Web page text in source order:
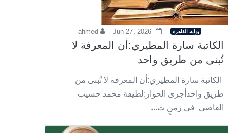
بوابة القاهرة Jun 27, 2026
ahmed
الكاتبة سارة المطيري:أن المعرفة لا
تُبنى من طريق واحد
الكاتبة سارة المطيري:أن المعرفة لا تُبنى من
طريق واحدأجرى الحوار:لطيفة محمد حسيب
القاضي في زمنٍ ت...